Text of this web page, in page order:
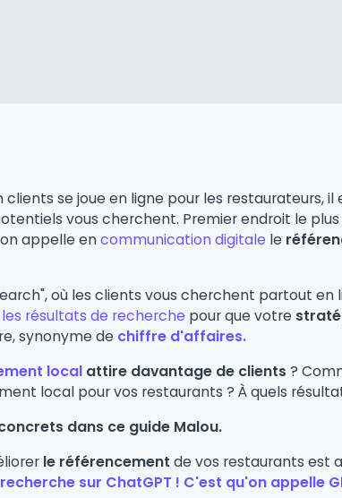
clients se joue en ligne pour les restaurateurs,
vous cherchent. Premier endroit le
appelle encommunication digitale le
où les clients vous cherchent partout en
résultats de recherche pour que votre
synonyme de chiffre d'affaires.
local attire davantage de clients ?
local pour vos restaurants ? À quels
dans ce guide Malou.
le référencement de vos restaurants est
sur ChatGPT ! C'est qu'on appelle